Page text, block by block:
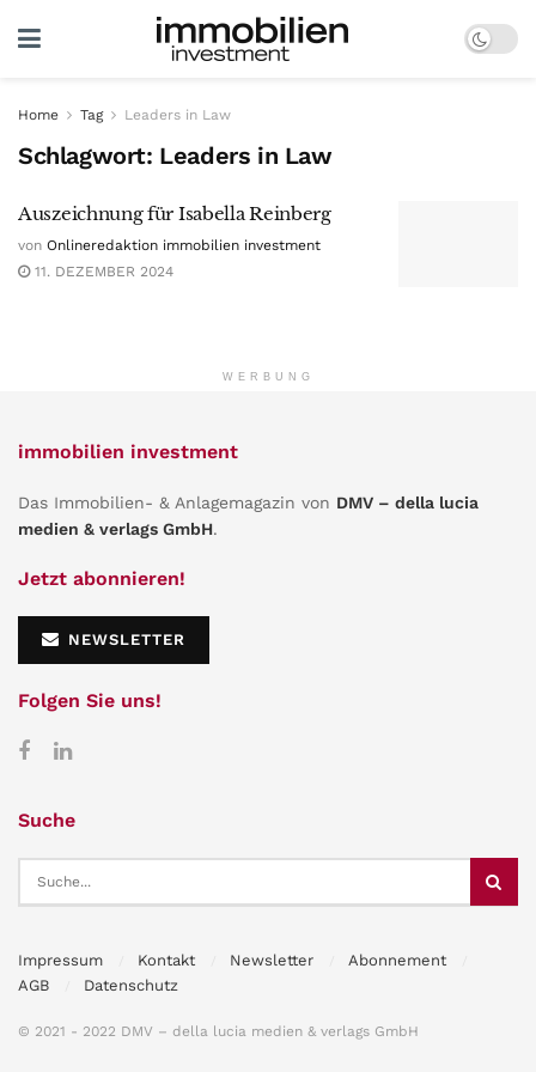
Home Tag Leaders in Law
Schlagwort: Leaders in Law
Auszeichnung für Isabella Reinberg
von Onlineredaktion immobilien investment
11. DEZEMBER 2024
WERBUNG
immobilien investment
Das Immobilien- & Anlagemagazin von DMV – della lucia
medien & verlags GmbH.
Jetzt abonnieren!
NEWSLETTER
Folgen Sie uns!
Suche
Impressum Kontakt Newsletter
Abonnement
AGB
Datenschutz
© 2021 - 2022 DMV – della lucia medien & verlags GmbH